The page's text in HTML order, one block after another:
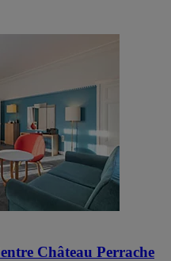
Château Perrache